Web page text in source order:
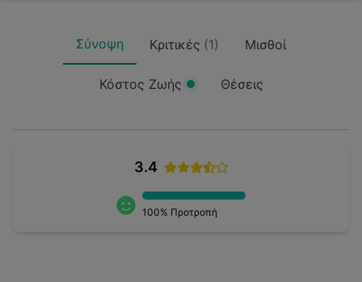
Σύνοψη Κριτικές (1) Μισθοί
Κόστος Ζωής Θέσεις
3.4
100% Προτροπή